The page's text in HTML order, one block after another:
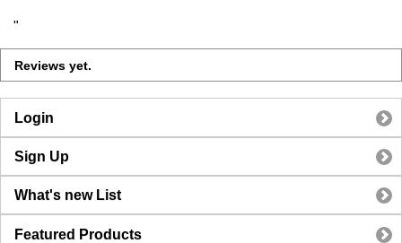
"
Reviews yet.
Login
Sign Up
What's new List
Featured Products